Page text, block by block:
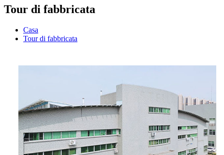
Tour di fabbricata
Casa
Tour di fabbricata